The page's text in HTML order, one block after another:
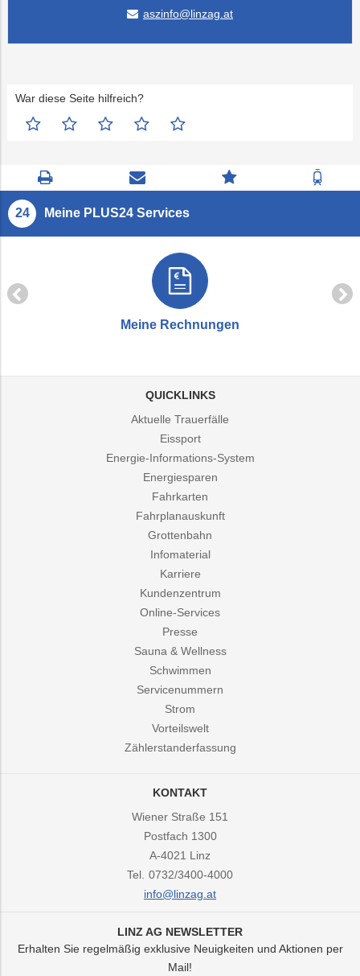
aszinfo@linzag.at
War diese Seite hilfreich?
Seite
drucken
Kontaktseite
öffnen
Zum
Feedback
Zur
Meine PLUS24 Services
Meine Rechnungen
QUICKLINKS
Aktuelle Trauerfälle
Eissport
Energie-Informations-System
Energiesparen
Fahrkarten
Fahrplanauskunft
Grottenbahn
Infomaterial
Karriere
Kundenzentrum
Online-Services
Presse
Sauna & Wellness
Schwimmen
Servicenummern
Strom
Vorteilswelt
Zählerstanderfassung
KONTAKT
Wiener Straße 151
Postfach 1300
A-4021 Linz
Tel. 0732/3400-4000
info@linzag.at
LINZ AG NEWSLETTER
Erhalten Sie regelmäßig exklusive Neuigkeiten und Aktionen per
Mail!